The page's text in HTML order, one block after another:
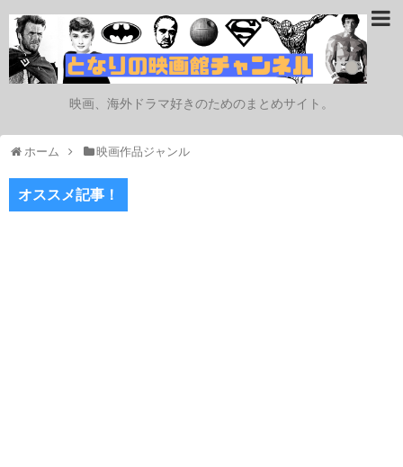
映画、海外ドラマ好きのためのまとめサイト。
ホーム 映画作品ジャンル
オススメ記事！